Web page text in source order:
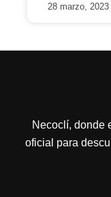
28 marzo, 2023
Necoclí, donde
oficial para